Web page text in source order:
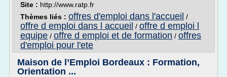
Site : http://www.ratp.fr
Thèmes liés : offres d'emploi dans l'accueil /
offre d emploi dans l accueil / offre d emploi l
equipe / offre d emploi et de formation / offres
d'emploi pour l'ete
Maison de l’Emploi Bordeaux : Formation,
Orientation ...